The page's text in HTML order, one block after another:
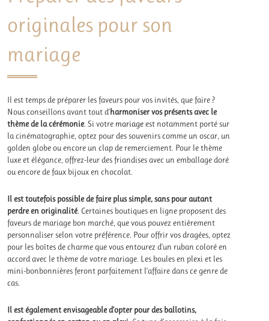
originales pour son
mariage
Il est temps de préparer les faveurs pour vos invités, que faire ?
Nous conseillons avant tout d’harmoniser vos présents avec le
thème de la cérémonie. Si votre mariageest notamment porté sur
la cinématographie, optez pour des souvenirs comme un oscar, un
golden globe ou encore un clap de remerciement. Pour le thème
luxe et élégance, offrez-leur des friandises avec un emballage doré
ou encore de faux bijoux en chocolat.
Il est toutefois possible de faire plus simple, sans pour autant
perdre en originalité. Certaines boutiques en ligne proposent des
faveurs de mariage bon marché, que vous pouvez entièrement
personnaliser selon votre préférence. Pour offrir vos dragées, optez
pour les boîtes de charme que vous entourez d’un ruban coloré en
accord avec le thème de votre mariage. Les boules en plexi et les
mini-bonbonnières feront parfaitement l’affaire dans ce genre de
cas.
Il est également envisageable d’opter pour des ballotins,